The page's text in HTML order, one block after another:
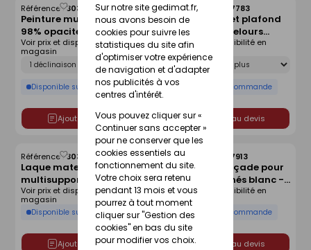
Sur notre site gedimat.fr,
nous avons besoin de
cookies pour suivre les
statistiques du site afin
d'optimiser votre expérience
de navigation et d'adapter
nos publicités à vos
centres d'intérêt.
Vous pouvez cliquer sur «
Continuer sans accepter »
pour ne conserver que les
cookies essentiels au
fonctionnement du site.
Votre choix sera retenu
pendant 13 mois et vous
pourrez à tout moment
cliquer sur "Gestion des
cookies" en bas du site
pour modifier vos choix.
Peinture mur et plafond
98% opacite satiné blanc
- pot de 1 l
Référence :30357780
Déclinaison
Disponible sur commande
Voir prix et disponibilité en
magasin
Ajouter au devis
Enregistrer
comme
liste
Peinture mur et plafond
98% opacite velours
blanc - pot de 1 l
Référence : 30357783
Déclinaison
Disponible sur commande
Voir prix et disponibilité en
magasin
Ajouter au devis
Enregistrer
comme
Laque mate
multisupports blanc - pot
de 0.5 l
Référence :30357800
Disponible sur commande
Voir prix et disponibilité en
magasin
Ajouter au devis
Enregistrer
comme
liste
Peinture de façade pour
supports abîmés blanc -
pot de 2.5 l
Référence : 30357913
Disponible sur commande
Voir prix et disponibilité en
magasin
Ajouter au devis
Enregistrer
comme